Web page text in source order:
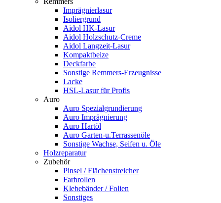
Imprägnierlasur
Isoliergrund
Aidol HK-Lasur
Aidol Holzschutz-Creme
Aidol Langzeit-Lasur
Kompaktbeize
Deckfarbe
Sonstige Remmers-Erzeugnisse
Lacke
HSL-Lasur für Profis
Auro
Auro Spezialgrundierung
Auro Imprägnierung
Auro Hartöl
Auro Garten-u.Terrassenöle
Sonstige Wachse, Seifen u. Öle
Holzreparatur
Zubehör
Pinsel / Flächenstreicher
Farbrollen
Klebebänder / Folien
Sonstiges